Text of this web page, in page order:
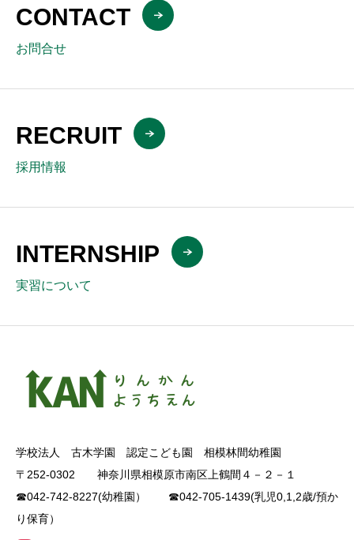
CONTACT
お問合せ
RECRUIT
採用情報
INTERNSHIP
実習について
学校法人 古木学園 認定こども園 相模林間幼稚園
〒252-0302 神奈川県相模原市南区上鶴間４－２－１
☎042-742-8227(幼稚園） ☎042-705-1439(乳児0,1,2歳/預か
り保育）